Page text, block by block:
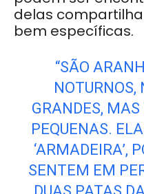
delas
bem específicas.
“SÃO
NOTURNOS,
GRANDES,
PEQUENAS.
‘ARMADEIRA’,
SENTEM EM